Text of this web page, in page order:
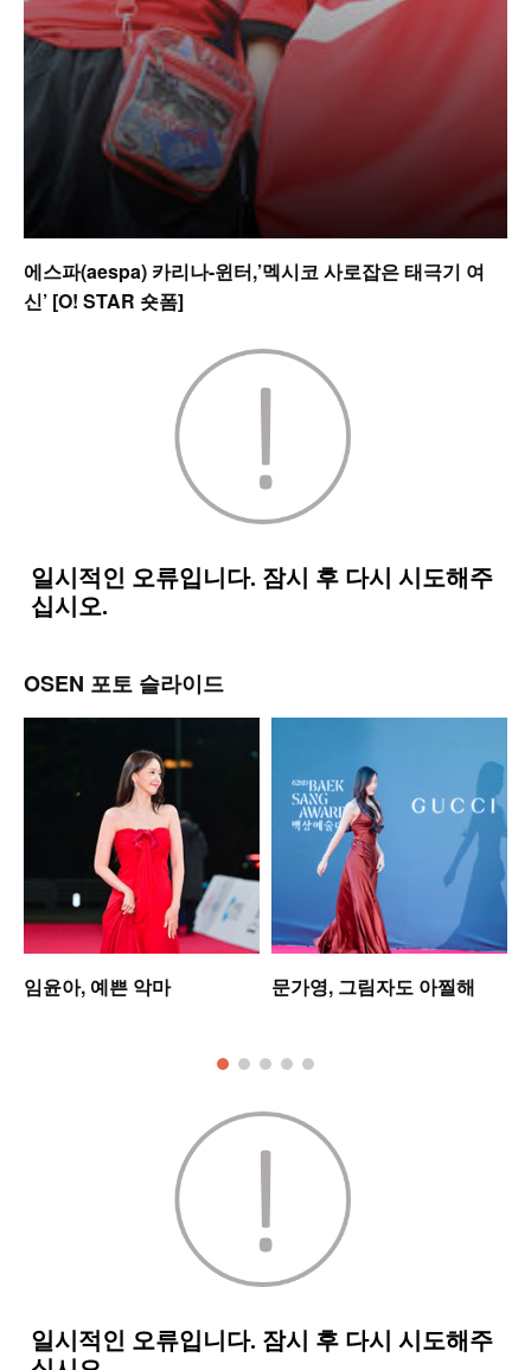
에스파(aespa) 카리나-윈터,’멕시코 사로잡은 태극기 여
신’ [O! STAR 숏폼]
OSEN 포토 슬라이드
임윤아, 예쁜 악마 문가영, 그림자도 아찔해